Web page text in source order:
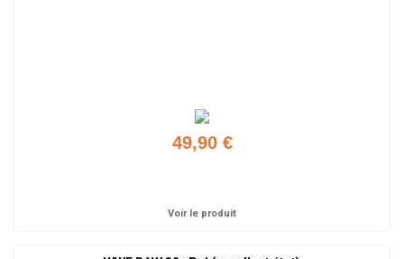
49,90 €
Voir le produit